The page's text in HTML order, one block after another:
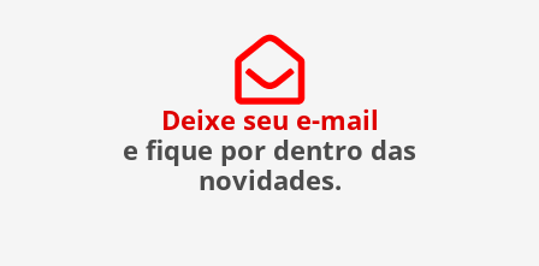
Deixe seu e-mail
e fique por dentro das
novidades.